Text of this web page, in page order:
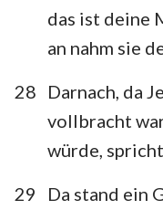
das ist deine
an nahm sie
28
Darnach, da
vollbracht
würde,
29
Da stand ein